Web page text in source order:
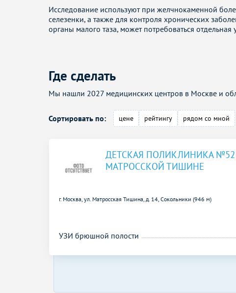
Где сделать
Мы нашли 2027 медицинских центров в Москве и
Сортировать по: цене рейтингу рядом со мной
Исследование используют при желчнокаменной
селезенки, а также для контроля хронических
органы малого таза, может потребоваться
ДЕТСКАЯ ПОЛИКЛИНИКА
МАТРОССКОЙ ТИШИНЕ
г. Москва, ул. Матросская Тишина, д. 14, Сокольники (946 м)
УЗИ брюшной полости